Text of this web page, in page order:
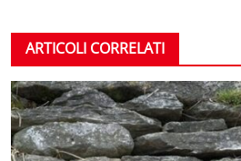
ARTICOLI CORRELATI